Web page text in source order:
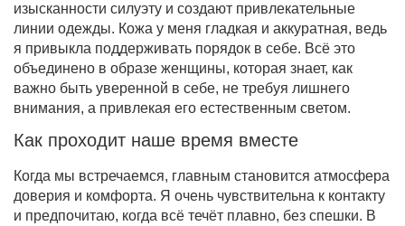
изысканности силуэту и создают привлекательные
линии одежды. Кожа у меня гладкая и аккуратная, ведь
я привыкла поддерживать порядок в себе. Всё это
объединено в образе женщины, которая знает, как
важно быть уверенной в себе, не требуя лишнего
внимания, а привлекая его естественным светом.
Как проходит наше время вместе
Когда мы встречаемся, главным становится атмосфера
доверия и комфорта. Я очень чувствительна к контакту
и предпочитаю, когда всё течёт плавно, без спешки. В